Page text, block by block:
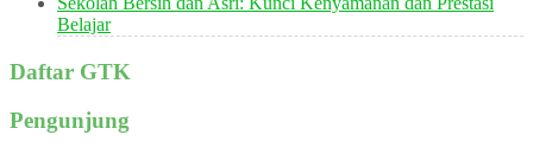
Belajar
Daftar GTK
Pengunjung